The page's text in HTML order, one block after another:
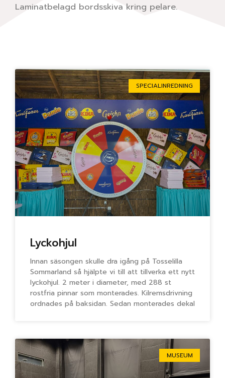
Laminatbelagd bordsskiva kring pelare.
SPECIALINREDNING
Lyckohjul
Innan säsongen skulle dra igång på Tosselilla
Sommarland så hjälpte vi till att tillverka ett nytt
lyckohjul. 2 meter i diameter, med 288 st
rostfria pinnar som monterades. Kilremsdrivning
ordnades på baksidan. Sedan monterades dekal
MUSEUM
Sida Sida Sida Sida Sida